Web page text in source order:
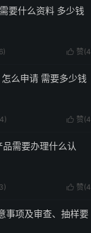
要什么资料 多少钱
 赞(4
么申请 需要多少钱
 赞(4
需要办理什么认
 赞(4
事项及审查、抽样要